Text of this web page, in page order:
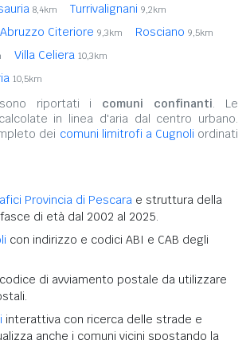
8,4km Turrivalignani 9,2km
Citeriore 9,3km Rosciano 9,5km
Villa Celiera 10,3km
10,5km
riportati i comuni confinanti. Le
in linea d'aria dal centro urbano.
dei comuni limitrofi a Cugnoli ordinati
Provincia di Pescara e struttura della
di età dal 2002 al 2025.
con indirizzo e codici ABI e CAB degli
di avviamento postale da utilizzare
interattiva con ricerca delle strade e
anche i comuni vicini spostando la